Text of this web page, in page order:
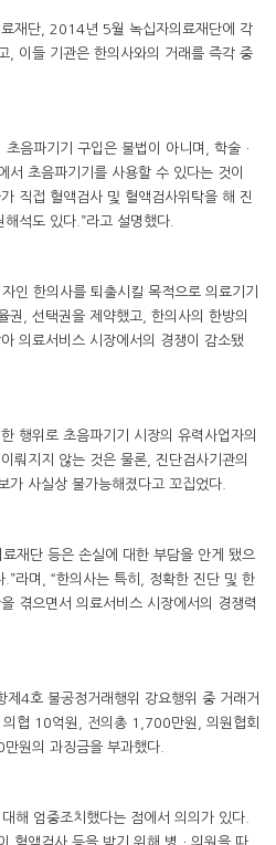
재단, 2014년 5월 녹십자의료재단에 각
, 이들 기관은 한의사와의 거래를 즉각 중
음파기기 구입은 불법이 아니며, 학술ㆍ
서 초음파기기를 사용할 수 있다는 것이
직접 혈액검사 및 혈액검사위탁을 해 진
석도 있다.”라고 설명했다.
인 한의사를 퇴출시킬 목적으로 의료기기
권, 선택권을 제약했고, 한의사의 한방의
의료서비스 시장에서의 경쟁이 감소됐
행위로 초음파기기 시장의 유력사업자의
뤄지지 않는 것은 물론, 진단검사기관의
가 사실상 불가능해졌다고 꼬집었다.
재단 등은 손실에 대한 부담을 안게 됐으
라며, “한의사는 특히, 정확한 진단 및 한
겪으면서 의료서비스 시장에서의 경쟁력
제4호 불공정거래행위 강요행위 중 거래거
의협 10억원, 전의총 1,700만원, 의원협회
원의 과징금을 부과했다.
해 엄중조치했다는 점에서 의의가 있다.